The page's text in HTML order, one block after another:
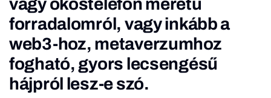
vagy okostelefon méretű
forradalomról, vagy inkább a
web3-hoz, metaverzumhoz
fogható, gyors lecsengésű
hájpról lesz-e szó.